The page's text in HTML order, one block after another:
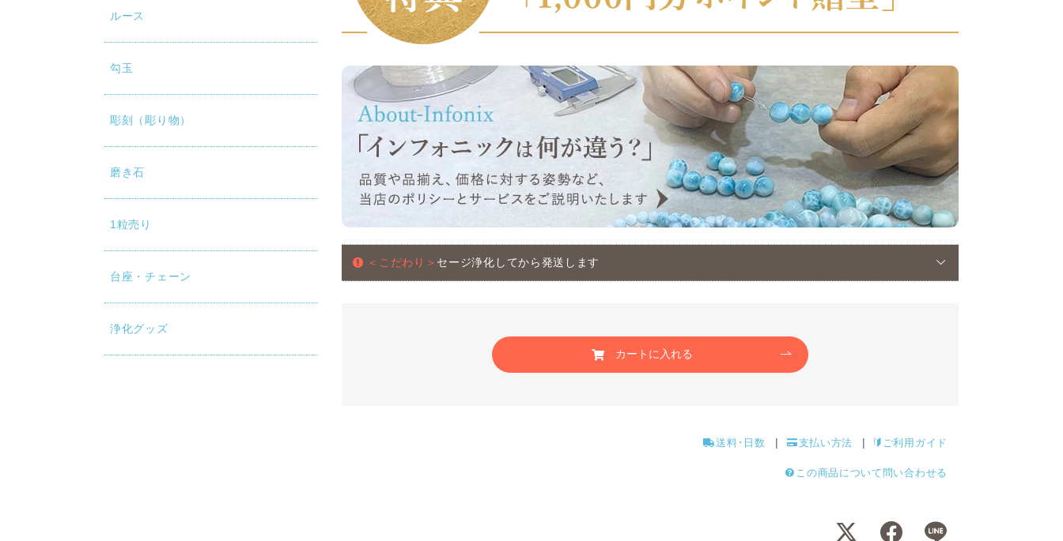
ルース
勾玉
彫刻（彫り物）
磨き石
1粒売り
台座・チェーン
浄化グッズ
＜こだわり＞ セージ浄化してから発送します
カートに入れる
送料･日数 支払い方法 ご利用ガイド
この商品について問い合わせる